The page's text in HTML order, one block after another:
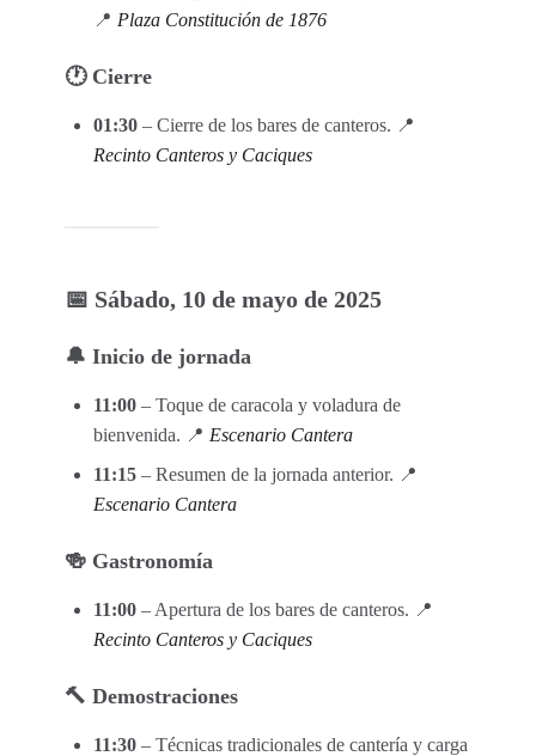
📍 Plaza Constitución de 1876
🕐 Cierre
01:30– Cierre de los bares de canteros. 📍
Recinto Canteros y Caciques
📅 Sábado, 10 de mayo de 2025
🔔 Inicio de jornada
11:00– Toque de caracola y voladura de
bienvenida. 📍 Escenario Cantera
11:15– Resumen de la jornada anterior. 📍
Escenario Cantera
🍻 Gastronomía
11:00– Apertura de los bares de canteros. 📍
Recinto Canteros y Caciques
🔨 Demostraciones
11:30– Técnicas tradicionales de cantería y carga